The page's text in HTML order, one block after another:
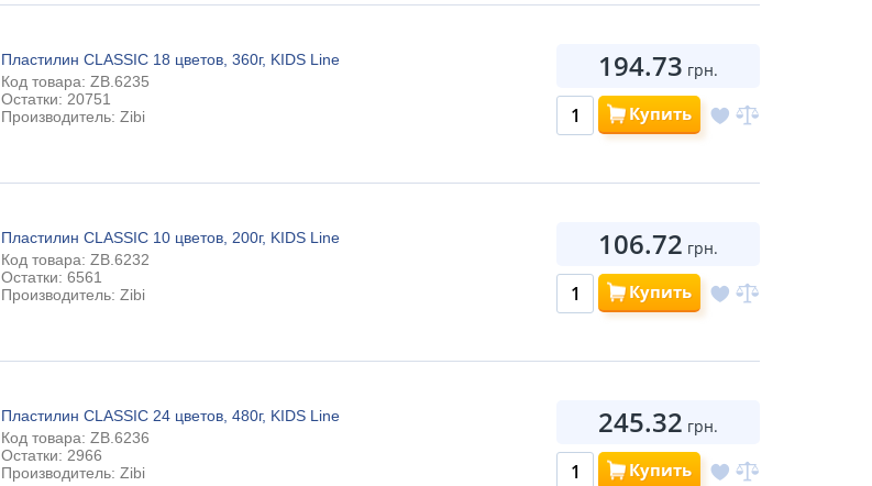
Пластилин CLASSIC 18 цветов, 360г, KIDS Line
Код товара: ZB.6235
Остатки: 20751
Производитель: Zibi
194.73 грн.
Купить
Пластилин CLASSIC 10 цветов, 200г, KIDS Line
Код товара: ZB.6232
Остатки: 6561
Производитель: Zibi
106.72 грн.
Купить
Пластилин CLASSIC 24 цветов, 480г, KIDS Line
Код товара: ZB.6236
Остатки: 2966
Производитель: Zibi
245.32 грн.
Купить